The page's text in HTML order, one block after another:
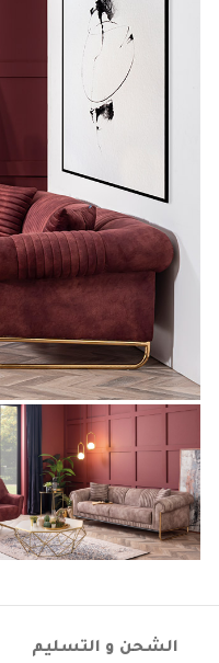
الشحن و التسليم